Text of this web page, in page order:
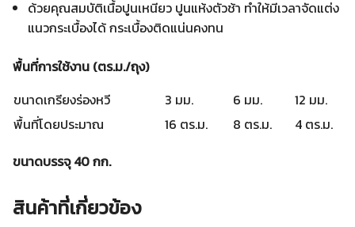
ด้วยคุณสมบัติเนื้อปูนเหนียว ปูนแห้งตัวช้า ทำให้มีเวลาจัดแต่ง
แนวกระเบื้องได้ กระเบื้องติดแน่นคงทน
พื้นที่การใช้งาน (ตร.ม./ถุง)
ขนาดเกรียงร่องหวี
3 มม. 6 มม.
12 มม.
พื้นที่โดยประมาณ
16 ตร.ม. 8 ตร.ม.
4 ตร.ม.
ขนาดบรรจุ 40 กก.
สินค้าที่เกี่ยวข้อง